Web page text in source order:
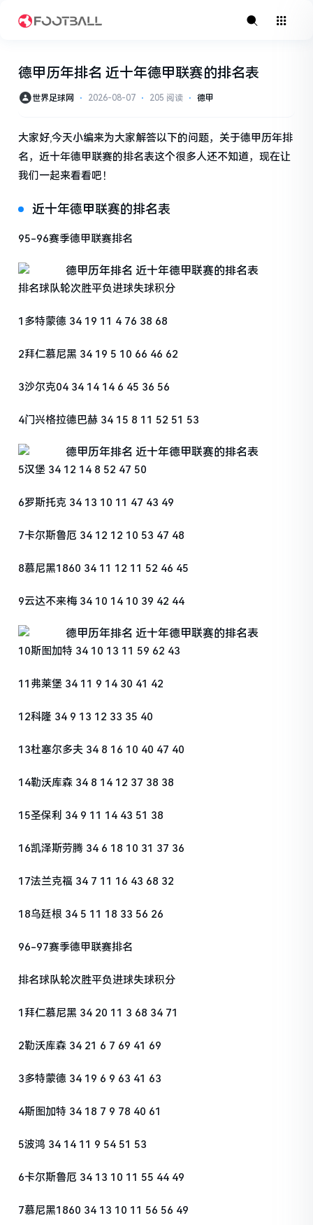
德甲历年排名 近十年德甲联赛的排名表
世界足球网 ⋅ 2026-08-07 ⋅ 205 阅读 ⋅ 德甲
大家好,今天小编来为大家解答以下的问题，关于德甲历年排
名，近十年德甲联赛的排名表这个很多人还不知道，现在让
我们一起来看看吧！
近十年德甲联赛的排名表
95-96赛季德甲联赛排名
排名球队轮次胜平负进球失球积分
1多特蒙德 34 19 11 4 76 38 68
2拜仁慕尼黑 34 19 5 10 66 46 62
3沙尔克04 34 14 14 6 45 36 56
4门兴格拉德巴赫 34 15 8 11 52 51 53
5汉堡 34 12 14 8 52 47 50
6罗斯托克 34 13 10 11 47 43 49
7卡尔斯鲁厄 34 12 12 10 53 47 48
8慕尼黑1860 34 11 12 11 52 46 45
9云达不来梅 34 10 14 10 39 42 44
10斯图加特 34 10 13 11 59 62 43
11弗莱堡 34 11 9 14 30 41 42
12科隆 34 9 13 12 33 35 40
13杜塞尔多夫 34 8 16 10 40 47 40
14勒沃库森 34 8 14 12 37 38 38
15圣保利 34 9 11 14 43 51 38
16凯泽斯劳腾 34 6 18 10 31 37 36
17法兰克福 34 7 11 16 43 68 32
18乌廷根 34 5 11 18 33 56 26
96-97赛季德甲联赛排名
排名球队轮次胜平负进球失球积分
1拜仁慕尼黑 34 20 11 3 68 34 71
2勒沃库森 34 21 6 7 69 41 69
3多特蒙德 34 19 6 9 63 41 63
4斯图加特 34 18 7 9 78 40 61
5波鸿 34 14 11 9 54 51 53
6卡尔斯鲁厄 34 13 10 11 55 44 49
7慕尼黑1860 34 13 10 11 56 56 49